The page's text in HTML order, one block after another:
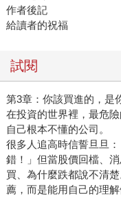
作者後記
給讀者的祝福
試閱
第3章：你該買進的，是
在投資的世界裡，最危
自己根本不懂的公司。
很多人追高時信誓旦旦
錯！」但當股價回檔、
買、為什麼跌都說不清
薦，而是能用自己的理